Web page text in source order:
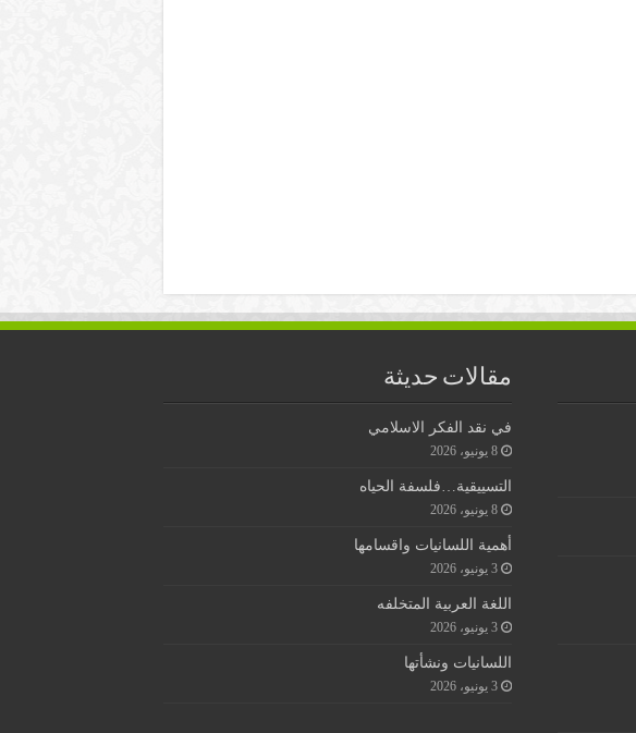
مقالات حديثة
في نقد الفكر الاسلامي
8 يونيو، 2026
التسييقية…فلسفة الحياه
8 يونيو، 2026
أهمية اللسانيات واقسامها
3 يونيو، 2026
اللغة العربية المتخلفه
3 يونيو، 2026
اللسانيات ونشأتها
3 يونيو، 2026